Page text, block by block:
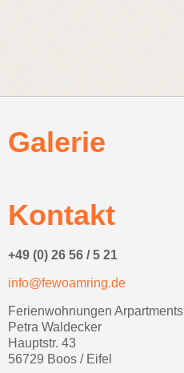
Galerie
Kontakt
+49 (0) 26 56 / 5 21
info@fewoamring.de
Ferienwohnungen Arpartments
Petra Waldecker
Hauptstr. 43
56729 Boos / Eifel